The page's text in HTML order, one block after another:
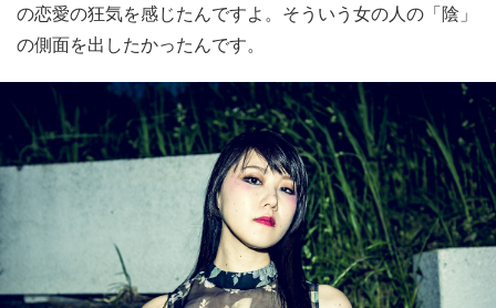
の恋愛の狂気を感じたんですよ。そういう女の人の「陰」
の側面を出したかったんです。